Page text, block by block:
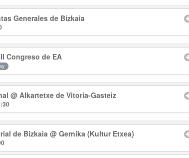
Generales de Bizkaia
Congreso de EA
@ Alkartetxe de Vitoria-Gasteiz
de Bizkaia@ Gernika (Kultur Etxea)